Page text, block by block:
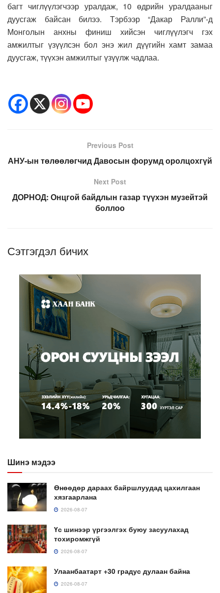
багт чиглүүлэгчээр уралдаж, 10 өдрийн уралдааныг
дуусгаж байсан билээ. Тэрбээр “Дакар Ралли”-д
Монголын анхны финиш хийсэн чиглүүлэгч гэх
амжилтыг үзүүлсэн бол энэ жил дүүгийн хамт замаа
дуусгаж, түүхэн амжилтыг үзүүлж чадлаа.
Previous Post
АНУ-ын төлөөлөгчид Давосын форумд оролцохгүй
Next Post
ДОРНОД: Онцгой байдлын газар түүхэн музейтэй
боллоо
Сэтгэгдэл бичих
Шинэ мэдээ
Өнөөдөр дараах байршлуудад цахилгаан
хязгаарлана
2026-08-07
Үс шинээр үргээлгэх буюу засуулахад
тохиромжгүй
2026-08-07
Улаанбаатарт +30 градус дулаан байна
2026-08-07